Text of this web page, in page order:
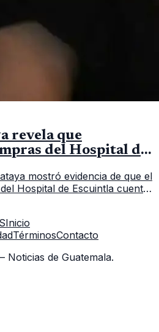
revela que
del Hospital de
mostró evidencia de que el
Hospital de Escuintla cuenta
Inicio
TérminosContacto
Noticias de Guatemala.